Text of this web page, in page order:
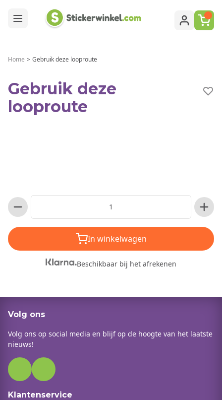
Home > Gebruik deze looproute
Gebruik deze
looproute
In winkelwagen
Beschikbaar bij het afrekenen
Volg ons
Volg ons op social media en blijf op de hoogte van het laatste
nieuws!
Klantenservice